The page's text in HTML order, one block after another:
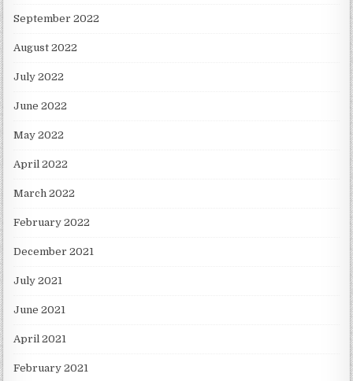
September 2022
August 2022
July 2022
June 2022
May 2022
April 2022
March 2022
February 2022
December 2021
July 2021
June 2021
April 2021
February 2021